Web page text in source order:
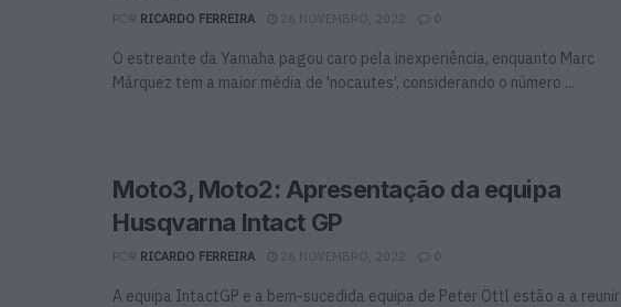
RICARDO FERREIRA 0
O estreante da Yamaha pagou caro pela inexperiência, enquanto Marc
Márquez tem a maior média de 'nocautes', considerando o número ...
Moto3, Moto2: Apresentação da equipa
Husqvarna Intact GP
RICARDO FERREIRA 0
A equipa IntactGP e a bem-sucedida equipa de Peter Öttl estão a a reunir